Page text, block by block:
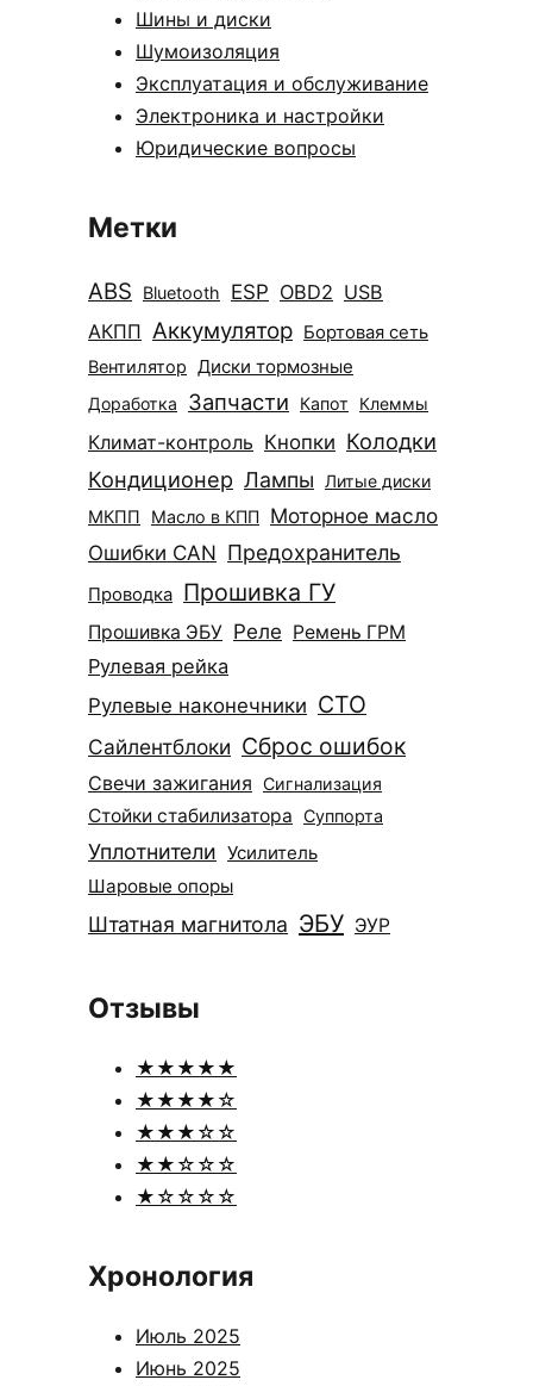
Шины и диски
Шумоизоляция
Эксплуатация и обслуживание
Электроника и настройки
Юридические вопросы
Метки
ABS Bluetooth ESP OBD2 USB
АКПП Аккумулятор Бортовая сеть
Вентилятор Диски тормозные
Доработка Запчасти Капот Клеммы
Климат-контроль Кнопки Колодки
Кондиционер Лампы Литые диски
МКПП Масло в КПП
Моторное масло
Ошибки CAN Предохранитель
Проводка Прошивка ГУ
Прошивка ЭБУ Реле Ремень ГРМ
Рулевая рейка
Рулевые наконечники СТО
Сайлентблоки Сброс ошибок
Свечи зажигания Сигнализация
Стойки стабилизатора Суппорта
Уплотнители Усилитель
Шаровые опоры
Штатная магнитола ЭБУ ЭУР
Отзывы
★★★★★
★★★★☆
★★★☆☆
★★☆☆☆
★☆☆☆☆
Хронология
Июль 2025
Июнь 2025